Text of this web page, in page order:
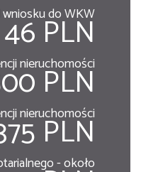
do WKW
46 PLN
nieruchomości
PLN
nieruchomości
PLN
- około